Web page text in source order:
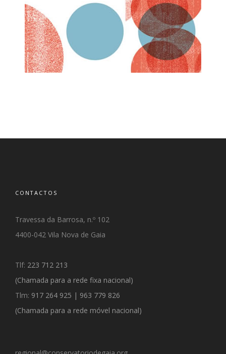
CONTACTOS
Travessa da Barrosa, n.º 102
4400-042 Vila Nova de Gaia
Tlf: 223 712 213
(Chamada para a rede fixa nacional)
Tlm: 917 264 925 | 963 779 826
(Chamada para a rede móvel nacional)